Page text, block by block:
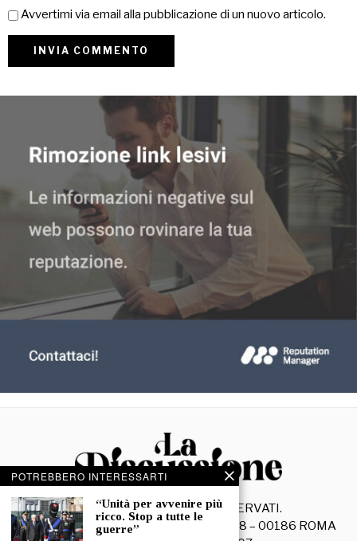
Avvertimi via email alla pubblicazione di un nuovo articolo.
© 2026- TUTTI I DIRITTI RISERVATI.
La Discussione S.r.l. – Piazza Capranica, 78 – 00186 ROMA
POTREBBERO INTERESSARTI
“Unità per avvenire più
ricco. Stop a tutte le
guerre”